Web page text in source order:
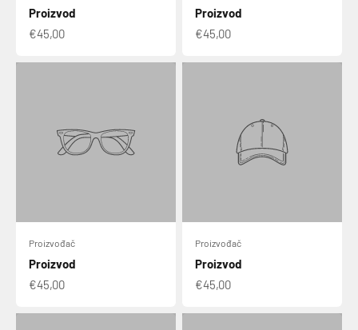
Proizvod
€45,00
Proizvod
€45,00
Proizvođač
Proizvod
€45,00
Proizvođač
Proizvod
€45,00